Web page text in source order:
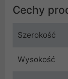
Cechy
Szerokość
Wysokość